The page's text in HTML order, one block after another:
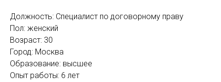
Должность: Специалист по договорному праву
Пол: женский
Возраст: 30
Город: Москва
Образование: высшее
Опыт работы: 6 лет